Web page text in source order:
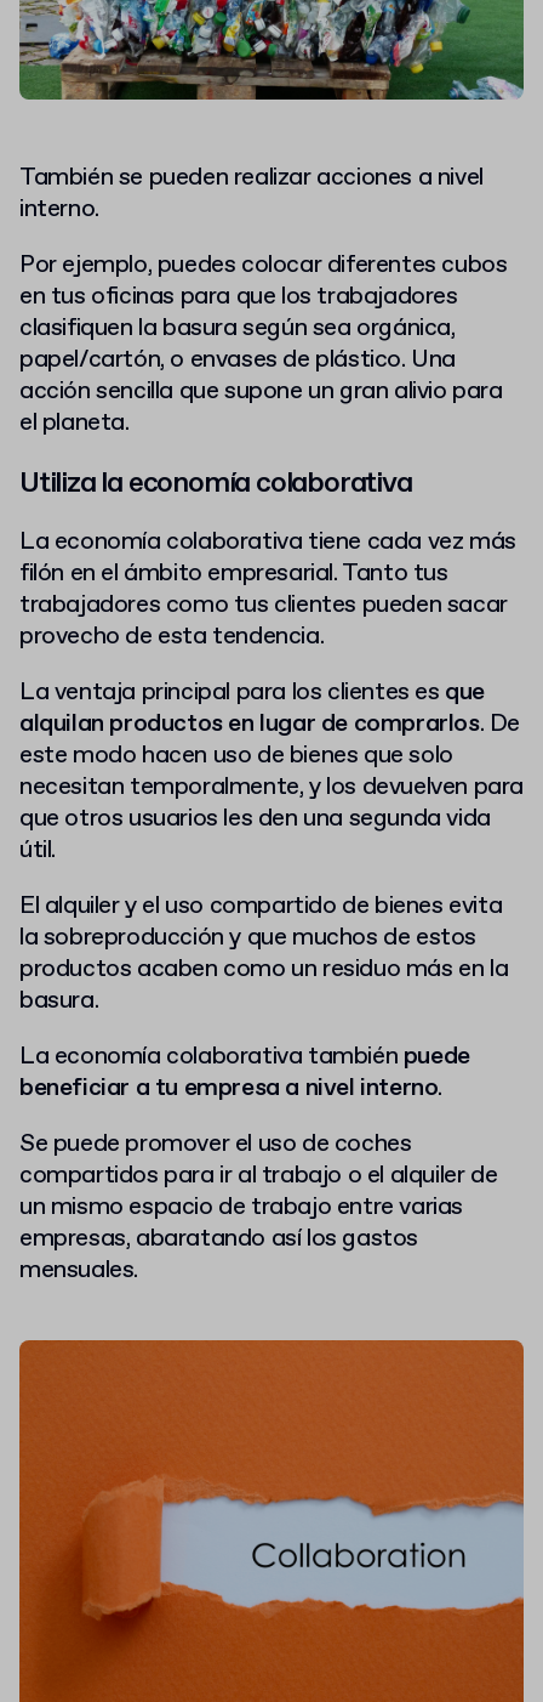
También se pueden realizar acciones a nivel
interno.
Por ejemplo, puedes colocar diferentes cubos
en tus oficinas para que los trabajadores
clasifiquen la basura según sea orgánica,
papel/cartón, o envases de plástico. Una
acción sencilla que supone un gran alivio para
el planeta.
Utiliza la economía colaborativa
La economía colaborativa tiene cada vez más
filón en el ámbito empresarial. Tanto tus
trabajadores como tus clientes pueden sacar
provecho de esta tendencia.
La ventaja principal para los clientes es que
alquilan productos en lugar de comprarlos. De
este modo hacen uso de bienes que solo
necesitan temporalmente, y los devuelven para
que otros usuarios les den una segunda vida
útil.
El alquiler y el uso compartido de bienes evita
la sobreproducción y que muchos de estos
productos acaben como un residuo más en la
basura.
La economía colaborativa también puede
beneficiar a tu empresa a nivel interno.
Se puede promover el uso de coches
compartidos para ir al trabajo o el alquiler de
un mismo espacio de trabajo entre varias
empresas, abaratando así los gastos
mensuales.